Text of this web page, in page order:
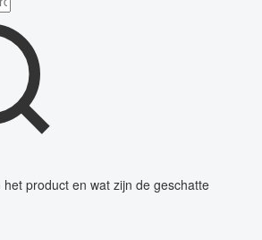
product en wat zijn de geschatte